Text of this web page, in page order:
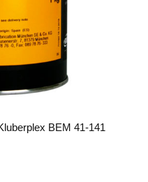
BEM 41-141